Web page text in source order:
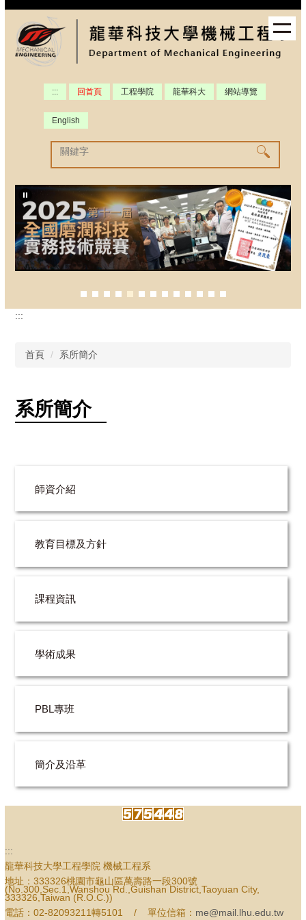
跳
要
::: 回首頁 工程學院 龍華科大 網站導覽
English
:::
首頁 系所簡介
系所簡介
師資介紹
教育目標及方針
課程資訊
學術成果
PBL專班
簡介及沿革
:::
龍華科技大學工程學院 機械工程系
地址：333326桃園市龜山區萬壽路一段300號
(No.300,Sec.1,Wanshou Rd.,Guishan District,Taoyuan City,
333326,Taiwan (R.O.C.))
電話：02-82093211轉5101 / 單位信箱： me@mail.lhu.edu.tw